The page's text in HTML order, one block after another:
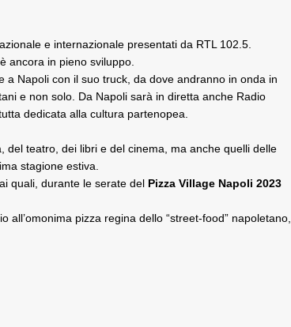
e internazionale presentati da RTL 102.5.
ancora in pieno sviluppo.
a Napoli con il suo truck, da dove andranno in onda in
e non solo. Da Napoli sarà in diretta anche Radio
dedicata alla cultura partenopea.
del teatro, dei libri e del cinema, ma anche quelli delle
stagione estiva.
quali, durante le serate del Pizza Village Napoli 2023
pizza regina dello “street-food” napoletano,